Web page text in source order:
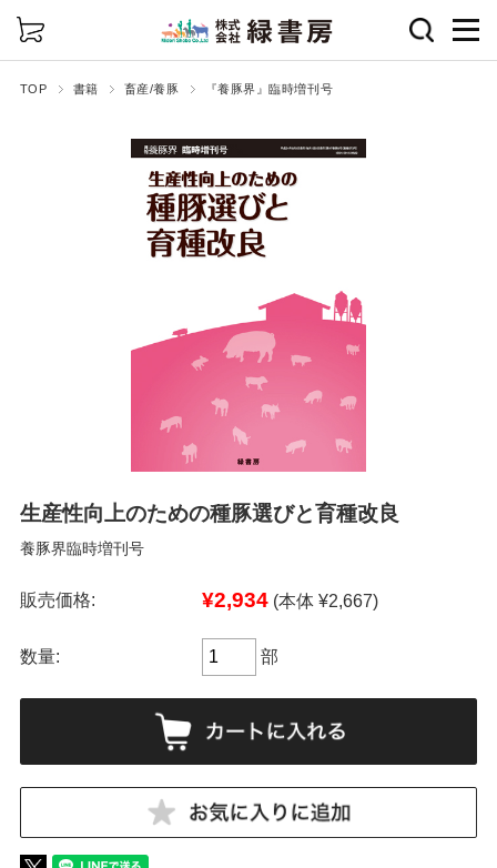
TOP 書籍 畜産/養豚 『養豚界』臨時増刊号
生産性向上のための種豚選びと育種改良
養豚界臨時増刊号
販売価格: ¥2,934 (本体 ¥2,667)
数量: 部